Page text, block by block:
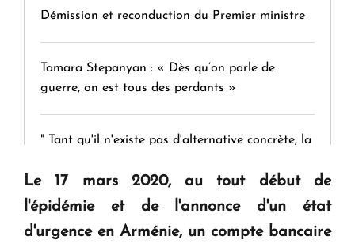
Démission et reconduction du Premier ministre
Tamara Stepanyan : « Dès qu’on parle de
guerre, on est tous des perdants »
" Tant qu'il n'existe pas d'alternative concrète, la
KASA : 30 ans d'audace, de résilience et d'avenir
en Arménie
Le 17 mars 2020, au tout début de
l'épidémie et de l'annonce d'un état
d'urgence en Arménie, un compte bancaire